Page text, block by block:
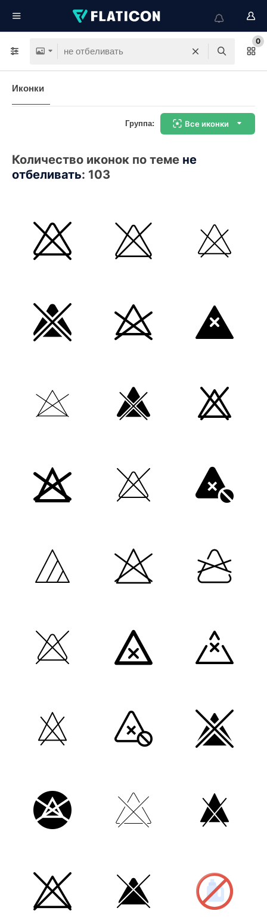
0
Иконки
Группа: Все иконки
Количество иконок по теме не
отбеливать: 103